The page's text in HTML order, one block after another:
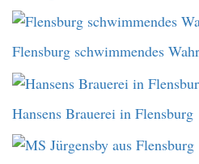
Flensburg schwimmendes
Hansens Brauerei in Flensburg